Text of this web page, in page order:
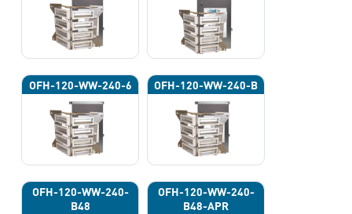
OFH-120-WW-240-6 OFH-120-WW-240-B
OFH-120-WW-240-
B48
OFH-120-WW-240-
B48-APR